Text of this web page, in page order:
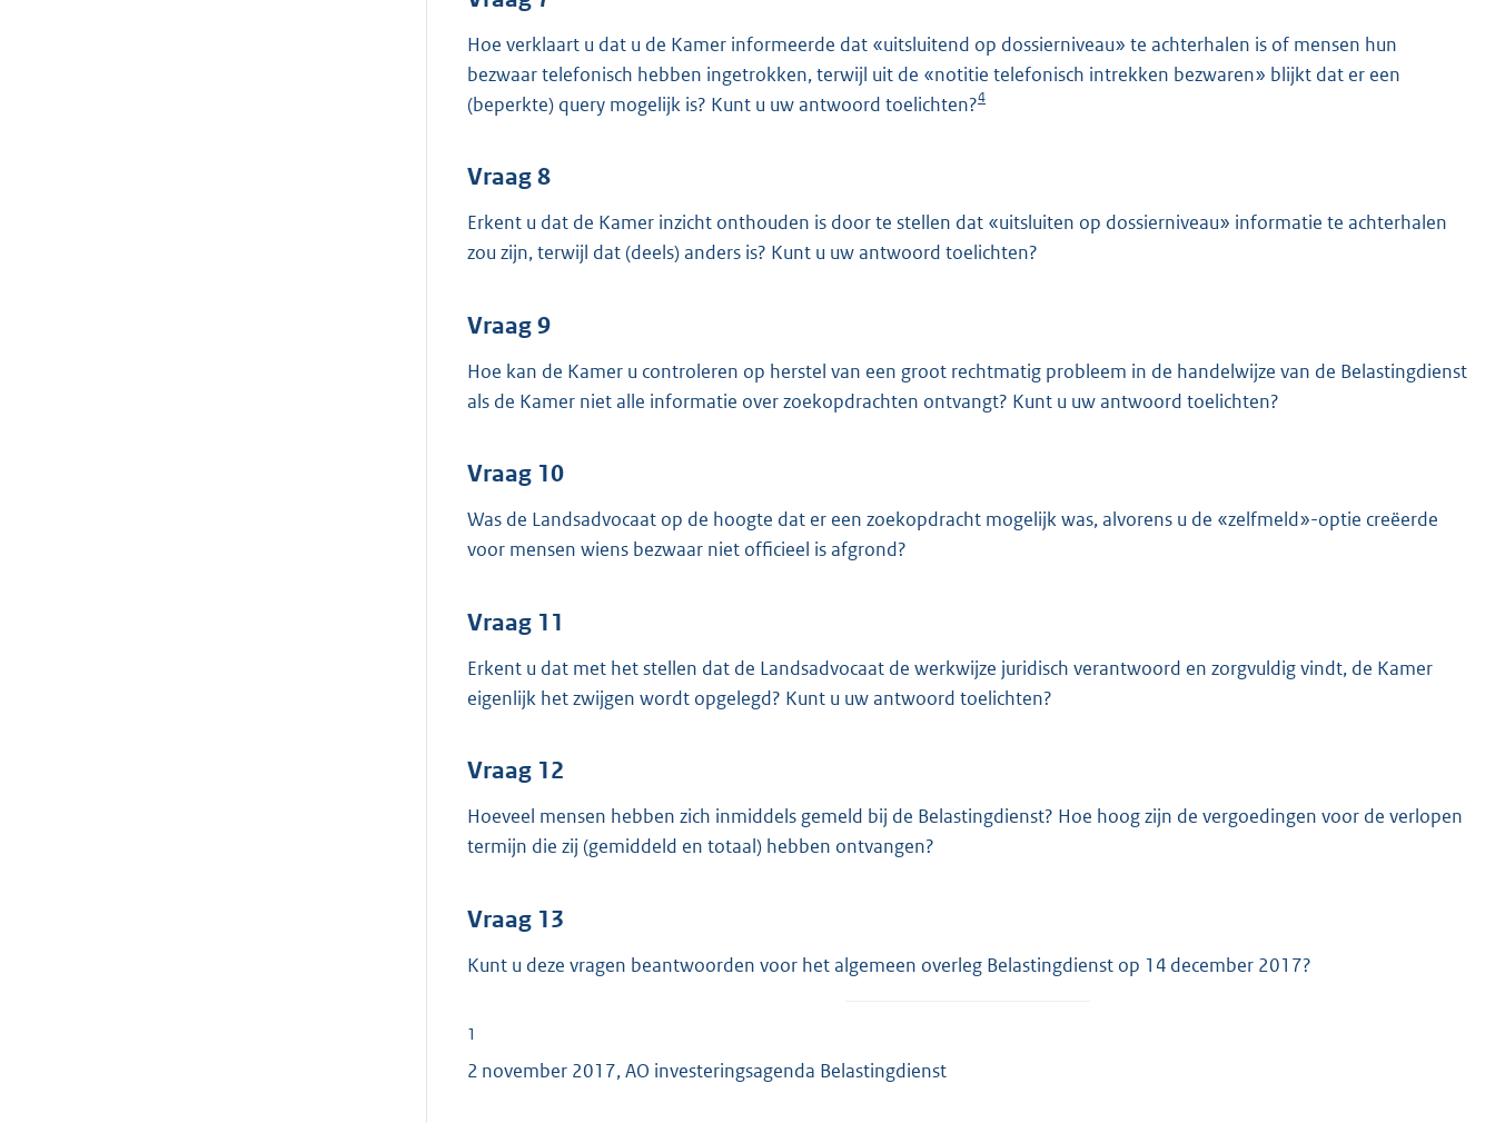
Hoe verklaart u dat u de Kamer informeerde dat «uitsluitend op dossierniveau» te achterhalen is of mensen hun
bezwaar telefonisch hebben ingetrokken, terwijl uit de «notitie telefonisch intrekken bezwaren» blijkt dat er een
(beperkte) query mogelijk is? Kunt u uw antwoord toelichten?4
Vraag 8
Erkent u dat de Kamer inzicht onthouden is door te stellen dat «uitsluiten op dossierniveau» informatie te achterhalen
zou zijn, terwijl dat (deels) anders is? Kunt u uw antwoord toelichten?
Vraag 9
Hoe kan de Kamer u controleren op herstel van een groot rechtmatig probleem in de handelwijze van de Belastingdienst
als de Kamer niet alle informatie over zoekopdrachten ontvangt? Kunt u uw antwoord toelichten?
Vraag 10
Was de Landsadvocaat op de hoogte dat er een zoekopdracht mogelijk was, alvorens u de «zelfmeld»-optie creëerde
voor mensen wiens bezwaar niet officieel is afgrond?
Vraag 11
Erkent u dat met het stellen dat de Landsadvocaat de werkwijze juridisch verantwoord en zorgvuldig vindt, de Kamer
eigenlijk het zwijgen wordt opgelegd? Kunt u uw antwoord toelichten?
Vraag 12
Hoeveel mensen hebben zich inmiddels gemeld bij de Belastingdienst? Hoe hoog zijn de vergoedingen voor de verlopen
termijn die zij (gemiddeld en totaal) hebben ontvangen?
Vraag 13
Kunt u deze vragen beantwoorden voor het algemeen overleg Belastingdienst op 14 december 2017?
1
2 november 2017, AO investeringsagenda Belastingdienst